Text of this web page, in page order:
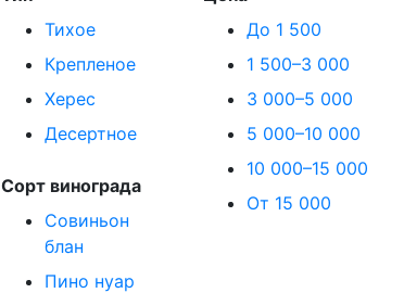
Тихое
Крепленое
Херес
Десертное
Сорт винограда
Совиньон
блан
Пино нуар
До 1 500
1 500–3 000
3 000–5 000
5 000–10 000
10 000–15 000
От 15 000